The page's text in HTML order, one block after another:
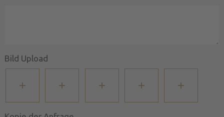
Bild Upload